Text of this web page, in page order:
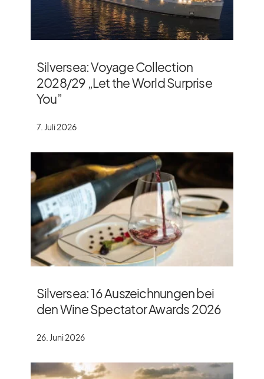
Silversea: Voyage Collection
2028/​29 „Let the World Surprise
You”
7. Juli 2026
Silversea: 16 Auszeichnungen bei
den Wine Spectator Awards 2026
26. Juni 2026